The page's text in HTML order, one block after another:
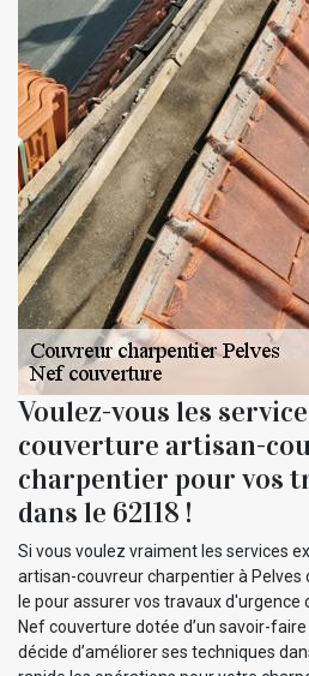
Voulez-vous les
couverture artisan-
charpentier pour vos
dans le 62118 !
Si vous voulez vraiment les services
artisan-couvreur charpentier à Pelves
le pour assurer vos travaux
Nef couverture dotée d’un savoir-
décide d’améliorer ses techniques